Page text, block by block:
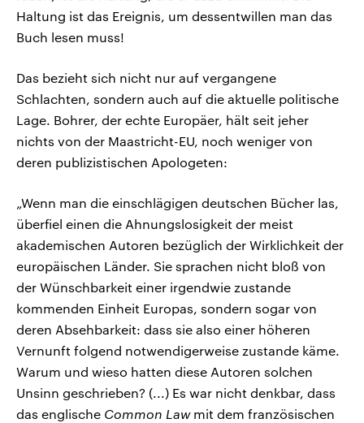
Haltung ist das Ereignis, um dessentwillen man das
Buch lesen muss!
Das bezieht sich nicht nur auf vergangene
Schlachten, sondern auch auf die aktuelle politische
Lage. Bohrer, der echte Europäer, hält seit jeher
nichts von der Maastricht-EU, noch weniger von
deren publizistischen Apologeten:
„Wenn man die einschlägigen deutschen Bücher las,
überfiel einen die Ahnungslosigkeit der meist
akademischen Autoren bezüglich der Wirklichkeit der
europäischen Länder. Sie sprachen nicht bloß von
der Wünschbarkeit einer irgendwie zustande
kommenden Einheit Europas, sondern sogar von
deren Absehbarkeit: dass sie also einer höheren
Vernunft folgend notwendigerweise zustande käme.
Warum und wieso hatten diese Autoren solchen
Unsinn geschrieben? (...) Es war nicht denkbar, dass
das englische Common Lawmit dem französischen